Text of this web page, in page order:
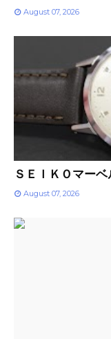
August 07, 2026
ＳＥＩＫＯマー
August 07, 2026